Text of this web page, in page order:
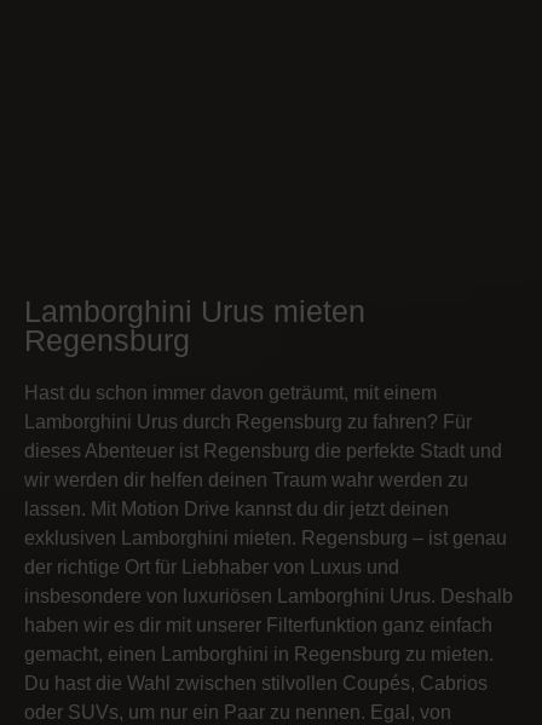
Lamborghini Urus mieten
Regensburg
Hast du schon immer davon geträumt, mit einem
Lamborghini Urus durch Regensburg zu fahren? Für
dieses Abenteuer ist Regensburg die perfekte Stadt und
wir werden dir helfen deinen Traum wahr werden zu
lassen. Mit Motion Drive kannst du dir jetzt deinen
exklusiven Lamborghini mieten. Regensburg – ist genau
der richtige Ort für Liebhaber von Luxus und
insbesondere von luxuriösen Lamborghini Urus. Deshalb
haben wir es dir mit unserer Filterfunktion ganz einfach
gemacht, einen Lamborghini in Regensburg zu mieten.
Du hast die Wahl zwischen stilvollen Coupés, Cabrios
oder SUVs, um nur ein Paar zu nennen. Egal, von